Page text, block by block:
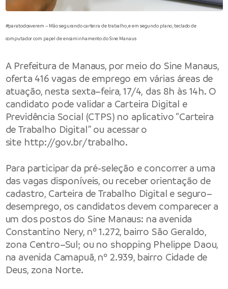
#paratodosverem – Mão segurando carteira de trabalho, e em segundo plano, teclado de
computador com papel de encaminhamento do Sine Manaus
A Prefeitura de Manaus, por meio do Sine Manaus,
oferta 416 vagas de emprego em várias áreas de
atuação, nesta sexta–feira, 17/4, das 8h às 14h. O
candidato pode validar a Carteira Digital e
Previdência Social (CTPS) no aplicativo “Carteira
de Trabalho Digital” ou acessar o
site http://gov.br/trabalho.
Para participar da pré-seleção e concorrer a uma
das vagas disponíveis, ou receber orientação de
cadastro, Carteira de Trabalho Digital e seguro–
desemprego, os candidatos devem comparecer a
um dos postos do Sine Manaus: na avenida
Constantino Nery, nº 1.272, bairro São Geraldo,
zona Centro–Sul; ou no shopping Phelippe Daou,
na avenida Camapuã, nº 2.939, bairro Cidade de
Deus, zona Norte.